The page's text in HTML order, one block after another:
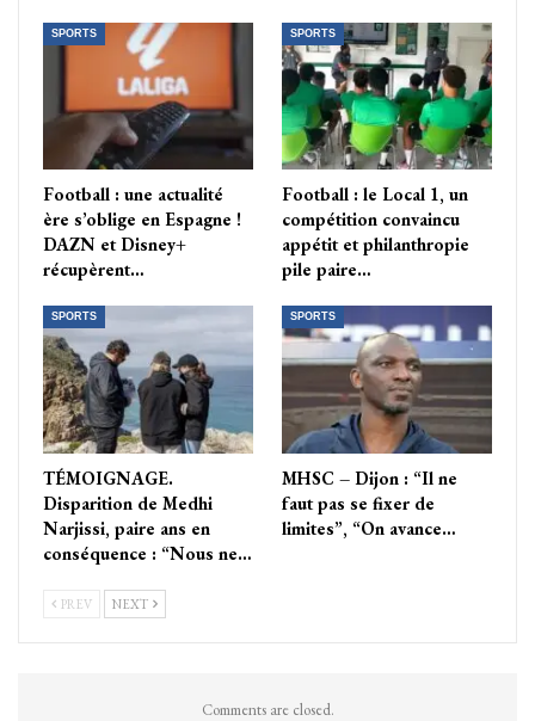
SPORTS
Football : une actualité
ère s’oblige en Espagne !
DAZN et Disney+
récupèrent…
SPORTS
Football : le Local 1, un
compétition convaincu
appétit et philanthropie
pile paire…
SPORTS
TÉMOIGNAGE.
Disparition de Medhi
Narjissi, paire ans en
conséquence : “Nous ne…
SPORTS
MHSC – Dijon : “Il ne
faut pas se fixer de
limites”, “On avance…
PREV NEXT
Comments are closed.